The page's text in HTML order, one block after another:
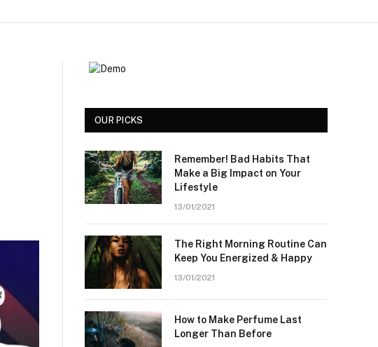
OUR PICKS
Remember! Bad Habits That
Make a Big Impact on Your
Lifestyle
13/01/2021
The Right Morning Routine Can
Keep You Energized & Happy
13/01/2021
How to Make Perfume Last
Longer Than Before